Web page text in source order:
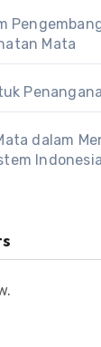
Mata
dalam
Indonesia